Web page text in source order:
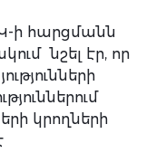
ի հարցմանն
նշել էր, որ
կրողների